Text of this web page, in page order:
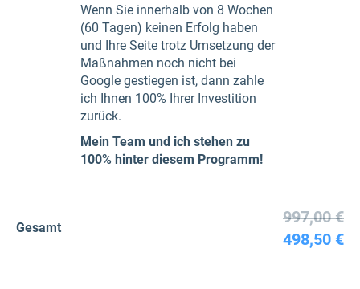
Wenn Sie innerhalb von 8 Wochen
(60 Tagen) keinen Erfolg haben
und Ihre Seite trotz Umsetzung der
Maßnahmen noch nicht bei
Google gestiegen ist, dann zahle
ich Ihnen 100% Ihrer Investition
zurück.
Mein Team und ich stehen zu
100% hinter diesem Programm!
Gesamt
997,00 €
498,50 €